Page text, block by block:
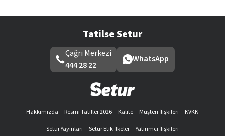
Tatilse Setur
Çağrı Merkezi
444 28 22
WhatsApp
Hakkımızda Resmi Tatiller 2026 Kalite Müşteri İlişkileri
KVKK
Setur Yayınları
Setur Etik İlkeler
Yatırımcı İlişkileri